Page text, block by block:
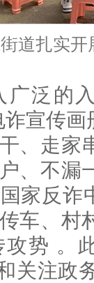
道扎实开
广泛的
宣传
、走家
、不漏
家反诈
车、村
攻势 。
关注政